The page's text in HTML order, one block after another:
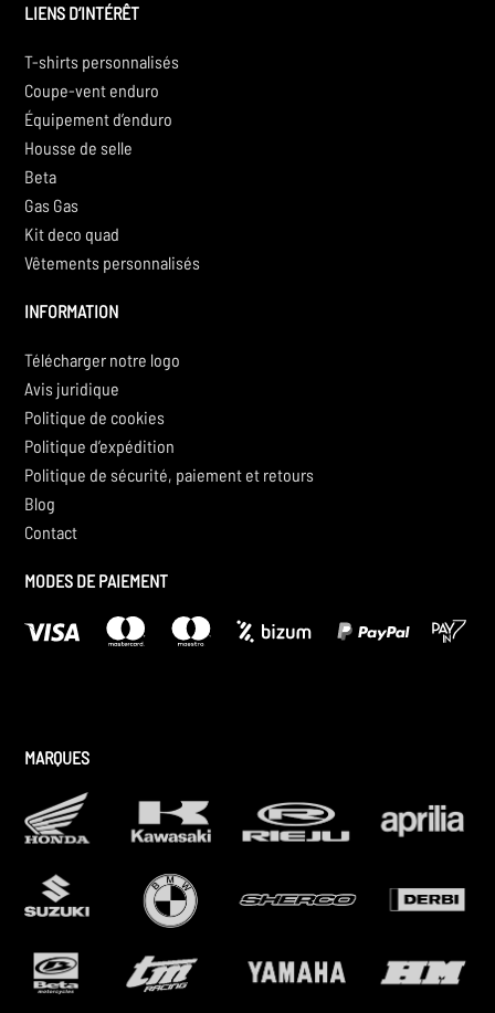
LIENS D’INTÉRÊT
T-shirts personnalisés
Coupe-vent enduro
Équipement d’enduro
Housse de selle
Beta
Gas Gas
Kit deco quad
Vêtements personnalisés
INFORMATION
Télécharger notre logo
Avis juridique
Politique de cookies
Politique d’expédition
Politique de sécurité, paiement et retours
Blog
Contact
MODES DE PAIEMENT
MARQUES